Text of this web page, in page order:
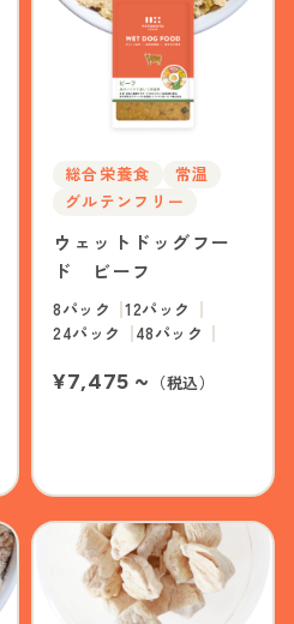
総合栄養食
常温
グルテンフリー
ウェットドッグフー
ド ビーフ
8パック
12パック
24パック
48パック
¥7,475 ~ （税込）